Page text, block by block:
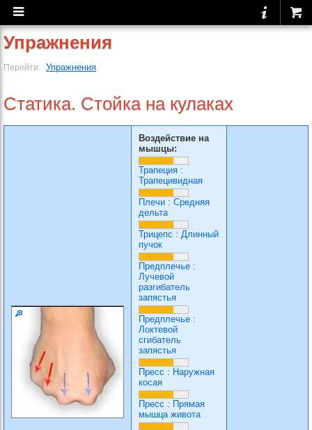
Упражнения
Перейти: Упражнения
Статика. Стойка на кулаках
Воздействие на
мышцы:
Трапеция :
Трапецивидная
Плечи : Средняя
дельта
Трицепс : Длинный
пучок
Предплечье :
Лучевой
разгибатель
запястья
Предплечье :
Локтевой
сгибатель
запястья
Пресс : Наружная
косая
Пресс : Прямая
мышца живота